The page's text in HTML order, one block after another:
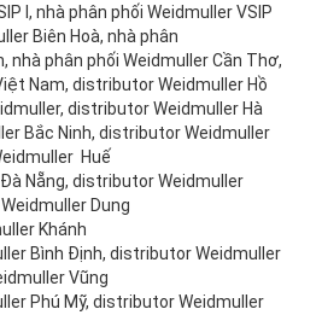
I, nhà phân phối Weidmuller VSIP
Biên Hoà, nhà phân
nhà phân phối Weidmuller Cần Thơ,
Nam, distributor Weidmuller Hồ
distributor Weidmuller Hà
Bắc Ninh, distributor Weidmuller
Huế
Nẵng, distributor Weidmuller
Dung
Khánh
Bình Định, distributor Weidmuller
Vũng
Phú Mỹ, distributor Weidmuller